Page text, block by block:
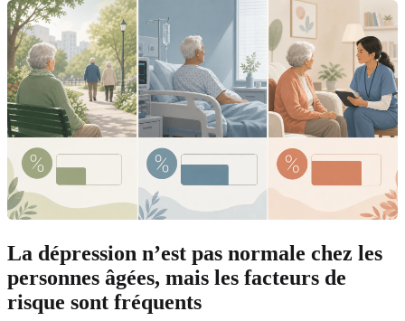
La dépression n’est pas normale chez les
personnes âgées, mais les facteurs de
risque sont fréquents